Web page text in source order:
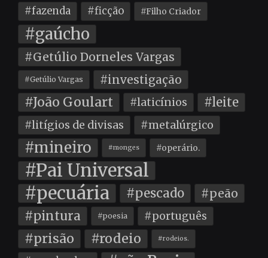
#fazenda #ficção #Filho Criador
#gaúcho
#Getúlio Dorneles Vargas
#Getúlio Vargas #investigação
#João Goulart #laticínios #leite
#litígios de divisas #metalúrgico
#mineiro #monges #operário.
#Pai Universal
#pecuária
#pescado #peão
#pintura #poesia #português
#prisão #rodeio #rodeios.